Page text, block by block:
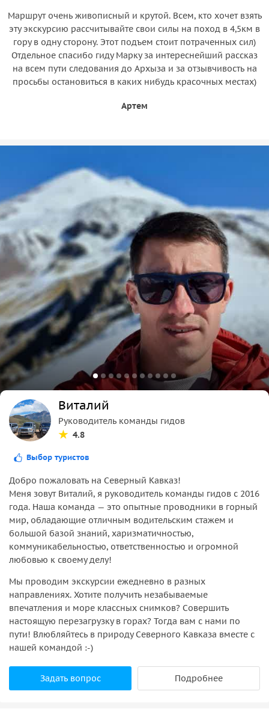
Маршрут очень живописный и крутой. Всем, кто хочет взять
эту экскурсию рассчитывайте свои силы на поход в 4,5км в
гору в одну сторону. Этот подъем стоит потраченных сил)
Отдельное спасибо гиду Марку за интереснейший рассказ
на всем пути следования до Архыза и за отзывчивость на
просьбы остановиться в каких нибудь красочных местах)
Артем
Виталий
Руководитель команды гидов
4.8
Выбор туристов
Добро пожаловать на Северный Кавказ!
Меня зовут Виталий, я руководитель команды гидов c 2016
года. Наша команда — это опытные проводники в горный
мир, обладающие отличным водительским стажем и
большой базой знаний, харизматичностью,
коммуникабельностью, ответственностью и огромной
любовью к своему делу!
Мы проводим экскурсии ежедневно в разных
направлениях. Хотите получить незабываемые
впечатления и море классных снимков? Совершить
настоящую перезагрузку в горах? Тогда вам с нами по
пути! Влюбляйтесь в природу Северного Кавказа вместе с
нашей командой :-)
Задать вопрос Подробнее